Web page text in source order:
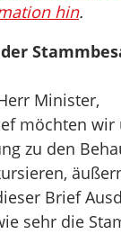
hin.
Minister,
möchten wir
zu den
Brief
sehr die